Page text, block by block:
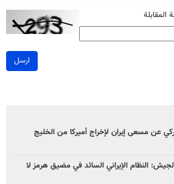
المقابلة
ارسل
عن مسعى إيران لإخراج أميركا من الخليج
النظام الإيراني السائد في مضيق هرمز لا